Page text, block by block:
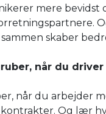
mere bevidst
skaber
når du
når du arbejder
Og lær